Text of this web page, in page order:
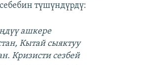
түшүндүрдү:
ашкере
Кытай сыяктуу
Кризисти сезбей